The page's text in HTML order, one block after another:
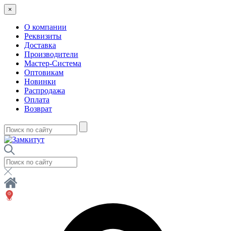
×
О компании
Реквизиты
Доставка
Производители
Мастер-Система
Оптовикам
Новинки
Распродажа
Оплата
Возврат